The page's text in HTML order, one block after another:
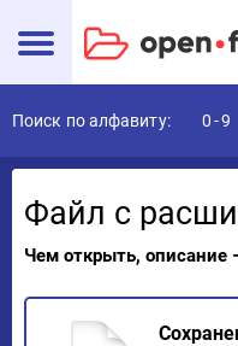
Поиск по алфавиту: 0-9
Файл с
Чем открыть, описание